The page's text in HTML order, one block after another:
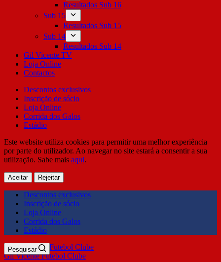
Resultados Sub 16
Sub 15
Resultados Sub 15
Sub 14
Resultados Sub 14
Gil Vicente TV
Loja Online
Contactos
Descontos exclusivos
Inscrição de sócio
Loja Online
Corrida dos Galos
Estádio
Este website utiliza cookies para permitir uma melhor experiência
por parte do utilizador. Ao navegar no site estará a consentir a sua
utilização. Sabe mais aqui.
Aceitar Rejeitar
Descontos exclusivos
Inscrição de sócio
Loja Online
Corrida dos Galos
Estádio
Gil Vicente Futebol Clube
Pesquisar